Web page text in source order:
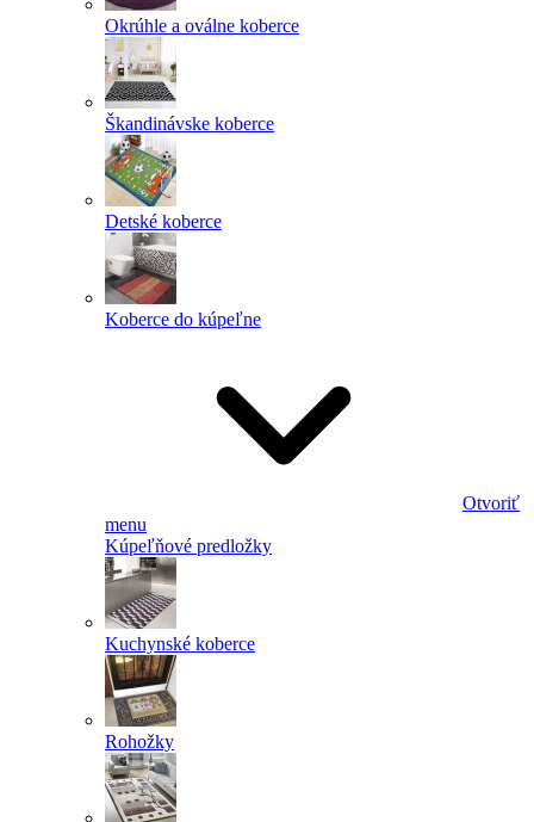
Okrúhle a oválne koberce
Škandinávske koberce
Detské koberce
Koberce do kúpeľne
Otvoriť
menu
Kúpeľňové predložky
Kuchynské koberce
Rohožky